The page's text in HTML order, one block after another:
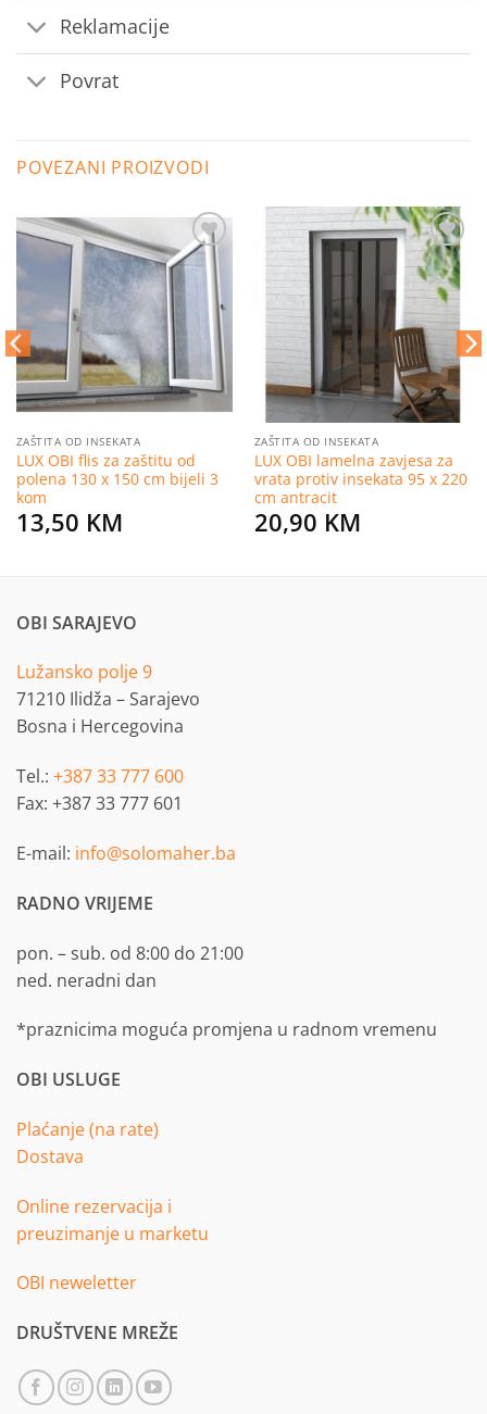
Reklamacije
Povrat
POVEZANI PROIZVODI
Dodaj
ZAŠTITA OD INSEKATA
LUX OBI flis za zaštitu od
polena 130 x 150 cm bijeli 3
kom
13,50 KM
Dodaj
na
listu
želja
ZAŠTITA OD INSEKATA
LUX OBI lamelna zavjesa za
vrata protiv insekata 95 x 220
cm antracit
20,90 KM
OBI SARAJEVO
Lužansko polje 9
71210 Ilidža – Sarajevo
Bosna i Hercegovina
Tel.: +387 33 777 600
Fax: +387 33 777 601
E-mail: info@solomaher.ba
RADNO VRIJEME
pon. – sub. od 8:00 do 21:00
ned. neradni dan
*praznicima moguća promjena u radnom vremenu
OBI USLUGE
Plaćanje (na rate)
Dostava
Online rezervacija i
preuzimanje u marketu
OBI neweletter
DRUŠTVENE MREŽE